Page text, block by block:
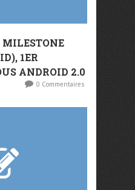
MILESTONE
1ER
ANDROID 2.0
0 Commentaires